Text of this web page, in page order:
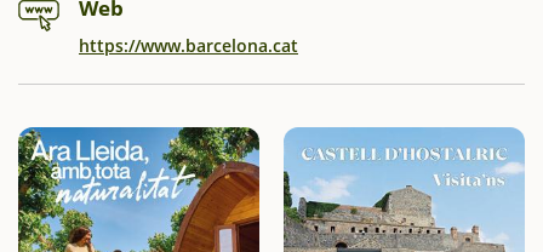
Web
https://www.barcelona.cat